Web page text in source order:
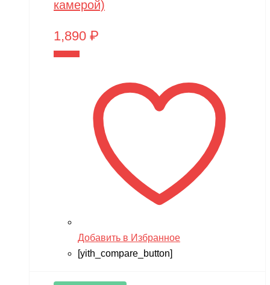
камерой)
1,890 ₽
Добавить в Избранное
[yith_compare_button]